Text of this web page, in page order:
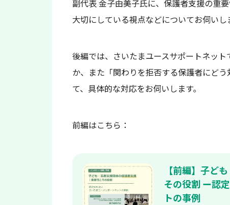
副代表 金子由美子氏に、保護者支援の重
大切にしている視点などについてお伺いし
後編では、さいたまユースサポートネッ
か、また「関わりを拒否する保護者にど
て、具体的な対応をお伺いします。
前編はこちら：
【前編】子ど
その役割 ー認
トの事例